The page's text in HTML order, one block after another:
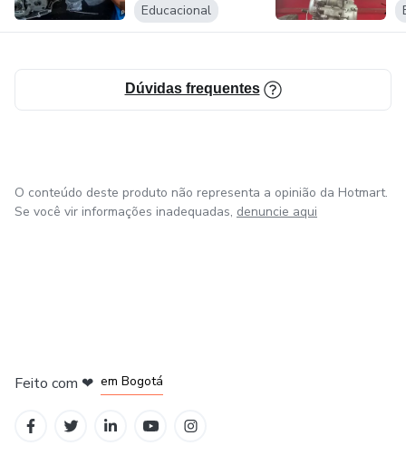
Educacional
Dúvidas frequentes
O conteúdo deste produto não representa a opinião da Hotmart.
Se você vir informações inadequadas, denuncie aqui
Feito com ❤ em Bogotá